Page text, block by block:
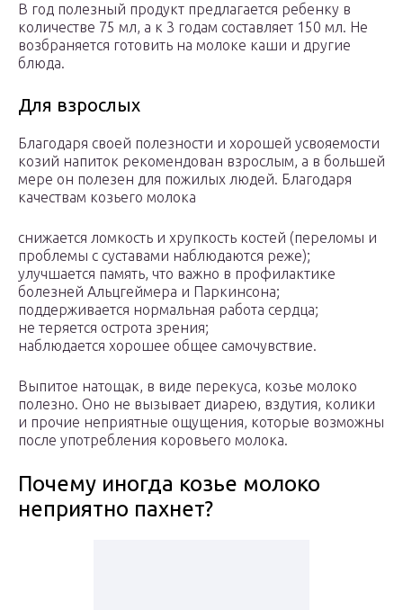
В год полезный продукт предлагается ребенку в
количестве 75 мл, а к 3 годам составляет 150 мл. Не
возбраняется готовить на молоке каши и другие
блюда.
Для взрослых
Благодаря своей полезности и хорошей усвояемости
козий напиток рекомендован взрослым, а в большей
мере он полезен для пожилых людей. Благодаря
качествам козьего молока
снижается ломкость и хрупкость костей (переломы и
проблемы с суставами наблюдаются реже);
улучшается память, что важно в профилактике
болезней Альцгеймера и Паркинсона;
поддерживается нормальная работа сердца;
не теряется острота зрения;
наблюдается хорошее общее самочувствие.
Выпитое натощак, в виде перекуса, козье молоко
полезно. Оно не вызывает диарею, вздутия, колики
и прочие неприятные ощущения, которые возможны
после употребления коровьего молока.
Почему иногда козье молоко
неприятно пахнет?